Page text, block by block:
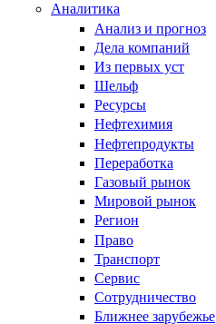
Аналитика
Анализ и прогноз
Дела компаний
Из первых уст
Шельф
Ресурсы
Нефтехимия
Нефтепродукты
Переработка
Газовый рынок
Мировой рынок
Регион
Право
Транспорт
Сервис
Сотрудничество
Ближнее зарубежье